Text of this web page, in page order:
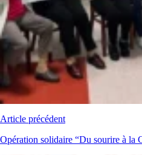
Article précédent
Opération solidaire “Du sourire à la